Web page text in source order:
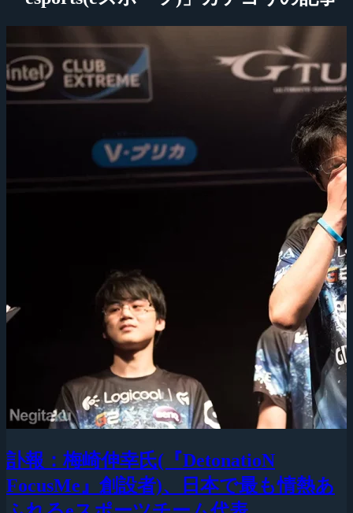
訃報：梅崎伸幸氏(『DetonatioN
FocusMe』創設者)、日本で最も情熱あ